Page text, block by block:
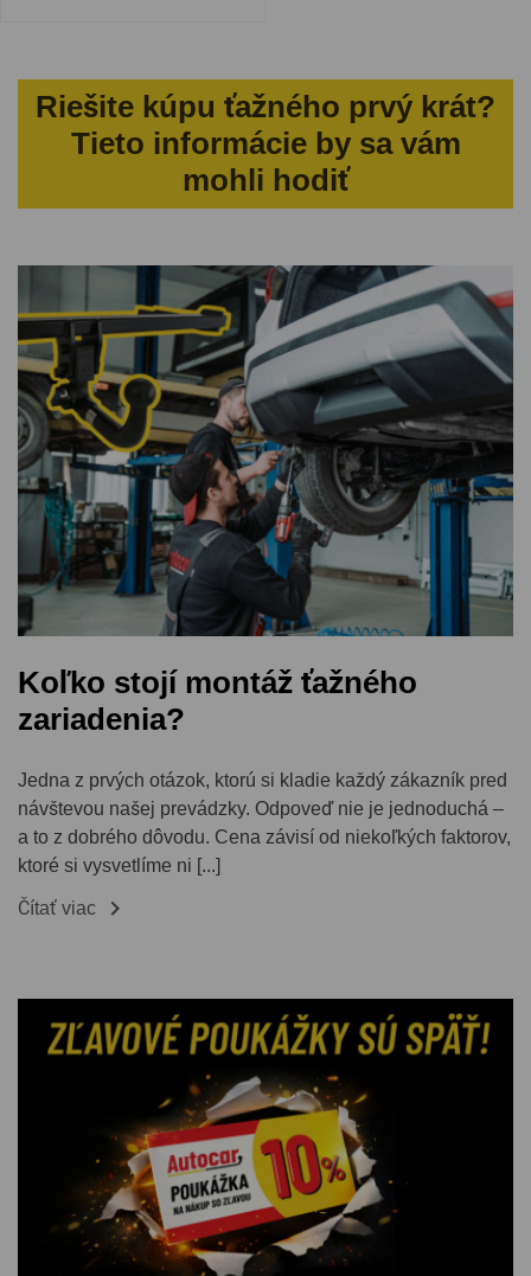
Riešite kúpu ťažného prvý krát?
Tieto informácie by sa vám
mohli hodiť
Koľko stojí montáž ťažného
zariadenia?
Jedna z prvých otázok, ktorú si kladie každý zákazník pred
návštevou našej prevádzky. Odpoveď nie je jednoduchá –
a to z dobrého dôvodu. Cena závisí od niekoľkých faktorov,
ktoré si vysvetlíme ni [...]
Čítať viac 